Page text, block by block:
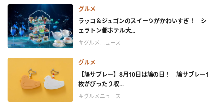
グルメ
ラッコ＆ジュゴンのスイーツがかわいすぎ！ シ
ェラトン都ホテル大...
＃グルメニュース
グルメ
【鳩サブレー】8月10日は鳩の日！ 鳩サブレー1
枚がぴったり収...
＃グルメニュース